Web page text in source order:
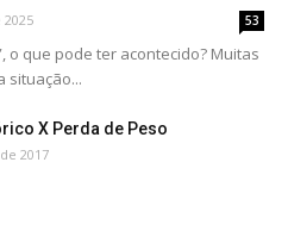
53
o que pode ter acontecido? Muitas
situação...
X Perda de Peso
2017